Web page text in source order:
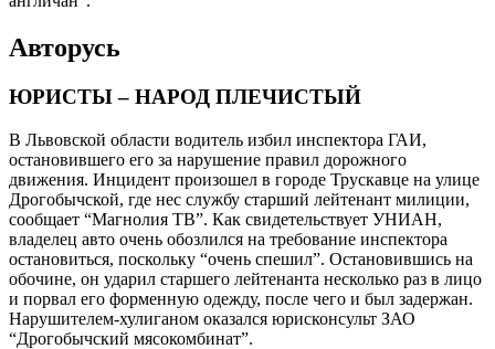
Авторусь
ЮРИСТЫ – НАРОД ПЛЕЧИСТЫЙ
В Львовской области водитель избил инспектора ГАИ,
остановившего его за нарушение правил дорожного
движения. Инцидент произошел в городе Трускавце на улице
Дрогобычской, где нес службу старший лейтенант милиции,
сообщает “Магнолия ТВ”. Как свидетельствует УНИАН,
владелец авто очень обозлился на требование инспектора
остановиться, поскольку “очень спешил”. Остановившись на
обочине, он ударил старшего лейтенанта несколько раз в лицо
и порвал его форменную одежду, после чего и был задержан.
Нарушителем-хулиганом оказался юрисконсульт ЗАО
“Дрогобычский мясокомбинат”.